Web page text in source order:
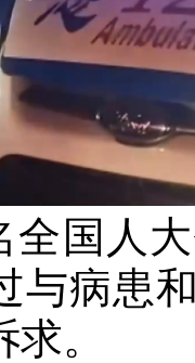
全国人
与病患
。